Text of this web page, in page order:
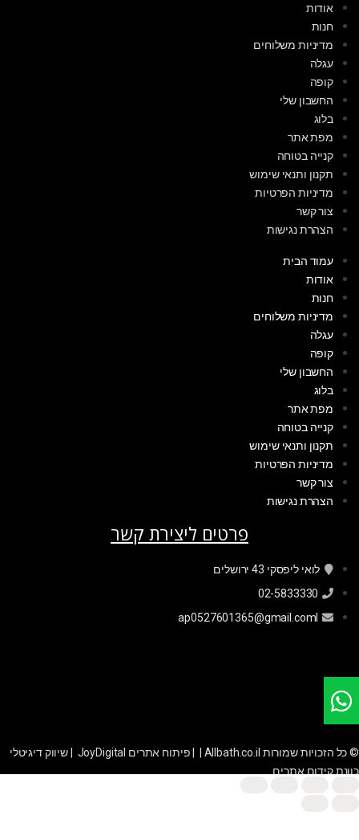
אודות
חנות
מדיניות משלוחים
עגלה
קופה
החשבון שלי
בלוג
מפת אתר
קנייה בטוחה
תקנון ותנאי שימוש
מדיניות הפרטיות
צור קשר
הצהרת נגישות
עמוד הבית
אודות
חנות
מדיניות משלוחים
עגלה
קופה
החשבון שלי
בלוג
מפת אתר
קנייה בטוחה
תקנון ותנאי שימוש
מדיניות הפרטיות
צור קשר
הצהרת נגישות
פרטים ליצירת קשר
לואי ליפסקי 43 ירושלים
02-5833330
ap0527601365@gmail.coml
© כל הזכויות שמורות Allbath.co.il | | פיתוח אתרים JoyDigital
שיווק דיגיטלי
כוונת קידום אתרים